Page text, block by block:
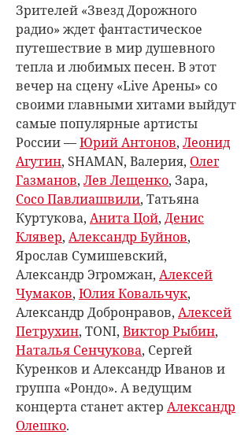
Зрителей «Звезд Дорожного
радио» ждет фантастическое
путешествие в мир душевного
тепла и любимых песен. В этот
вечер на сцену «Live Арены» со
своими главными хитами выйдут
самые популярные артисты
России —Юрий Антонов, Леонид
Агутин, SHAMAN, Валерия, Олег
Газманов, Лев Лещенко, Зара,
Сосо Павлиашвили, Татьяна
Куртукова, Анита Цой, Денис
Клявер, Александр Буйнов,
Ярослав Сумишевский,
Александр Эгромжан, Алексей
Чумаков, Юлия Ковальчук,
Александр Добронравов, Алексей
Петрухин, TONI, Виктор Рыбин,
Наталья Сенчукова, Сергей
Куренков и Александр Иванов и
группа «Рондо». А ведущим
концерта станет актер Александр
Олешко.